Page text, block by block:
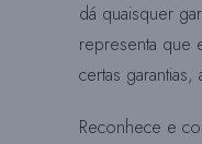
dá quaisquer
representa que
certas
Reconhece e